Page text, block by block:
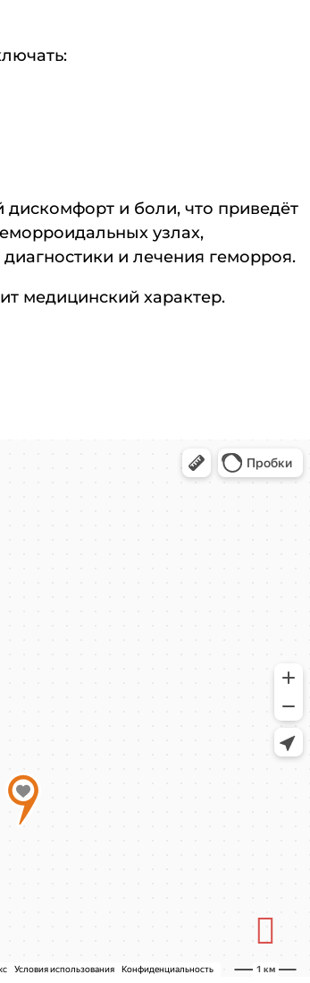
и боли, что приведёт
узлах,
и лечения геморроя.
медицинский характер.